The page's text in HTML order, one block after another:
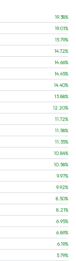
19.38%
19.01%
15.79%
14.72%
14.66%
14.45%
14.40%
13.88%
12.20%
11.72%
11.58%
11.35%
10.84%
10.58%
9.97%
9.92%
8.50%
8.21%
6.95%
6.89%
6.19%
5.79%